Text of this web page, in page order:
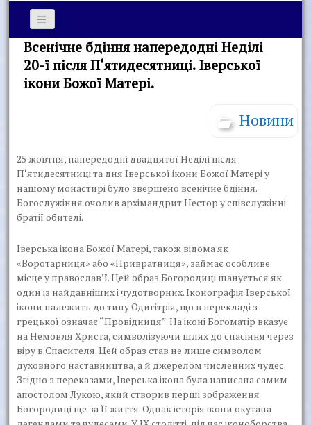
Всенічне бдіння напередодні Неділі
20-ї після П‘ятидесятниці. Іверської
ікони Божої Матері.
Новини
25 жовтня, напередодні двадцятої Неділі після
П‘ятидесятниці та дня Іверської ікони Божої Матері у
нашому монастирі було звершено всенічне бдіння.
Богослужіння очолив архімандрит Нестор у співслужінні
братії обителі.
Іверська ікона Божої Матері, також відома як
«Воротарниця» або «Привратниця», займає особливе
місце у православ’ї. Цей образ Богородиці шанується як
один із найдавніших і чудотворних. Іконографія Іверської
ікони належить до типу Одигітрія, що в перекладі з
грецької означає “Провідниця”. На іконі Богоматір вказує
на Немовля Христа, символізуючи шлях до спасіння через
віру в Спасителя. Цей образ став не лише символом
духовного наставництва, а й джерелом численних чудес.
Згідно з переказами, Іверська ікона була написана самим
апостолом Лукою, який створив перші зображення
Богородиці ще за Її життя. Однак історія ікони окутана